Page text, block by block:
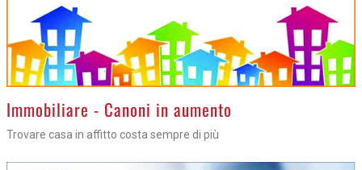
>Immobiliare - Canoni in aumento
Trovare casa in affitto costa sempre di più